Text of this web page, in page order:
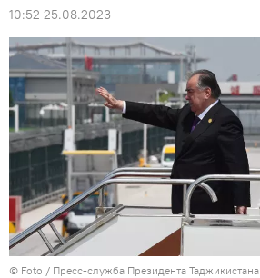
10:52 25.08.2023
© Foto / Пресс-служба Президента Таджикистана